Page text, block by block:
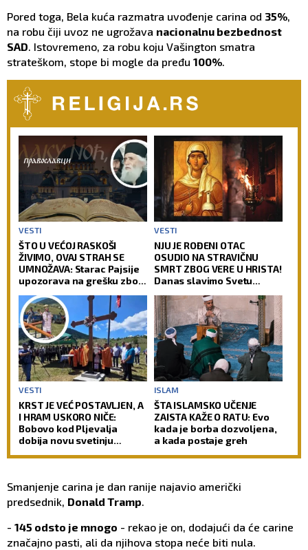
Pored toga, Bela kuća razmatra uvođenje carina od 35%,
na robu čiji uvoz ne ugrožava nacionalnu bezbednost
SAD. Istovremeno, za robu koju Vašington smatra
strateškom, stope bi mogle da pređu 100%.
VESTI
ŠTO U VEĆOJ RASKOŠI
ŽIVIMO, OVAJ STRAH SE
UMNOŽAVA: Starac Pajsije
upozorava na grešku zbog
VESTI
NJU JE ROĐENI OTAC
OSUDIO NA STRAVIČNU
SMRT ZBOG VERE U HRISTA!
Danas slavimo Svetu
VESTI
KRST JE VEĆ POSTAVLJEN, A
I HRAM USKORO NIČE:
Bobovo kod Pljevalja
dobija novu svetinju
ISLAM
ŠTA ISLAMSKO UČENJE
ZAISTA KAŽE O RATU: Evo
kada je borba dozvoljena,
a kada postaje greh
Smanjenje carina je dan ranije najavio američki
predsednik, Donald Tramp
- 145 odsto je mnogo - rekao je on, dodajući da će carine
značajno pasti, ali da njihova stopa neće biti nula.